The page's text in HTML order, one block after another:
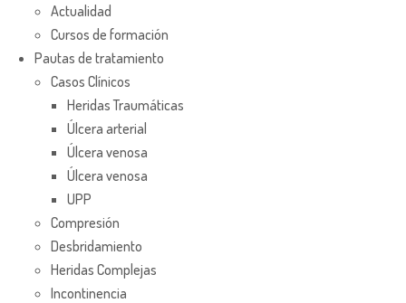
Actualidad
Cursos de formación
Pautas de tratamiento
Casos Clínicos
Heridas Traumáticas
Úlcera arterial
Úlcera venosa
Úlcera venosa
UPP
Compresión
Desbridamiento
Heridas Complejas
Incontinencia